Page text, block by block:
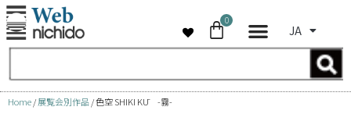
コ
テ
ン
0
JA
Home/展覧会別作品 / 色空 SHIKI KŪ -霧-